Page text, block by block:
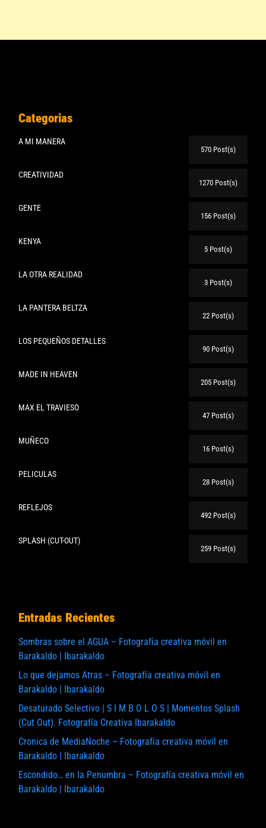
Categorias
A MI MANERA
570 Post(s)
CREATIVIDAD
1270 Post(s)
GENTE
156 Post(s)
KENYA
5 Post(s)
LA OTRA REALIDAD
3 Post(s)
LA PANTERA BELTZA
22 Post(s)
LOS PEQUEÑOS DETALLES
90 Post(s)
MADE IN HEAVEN
205 Post(s)
MAX EL TRAVIESO
47 Post(s)
MUÑECO
16 Post(s)
PELICULAS
28 Post(s)
REFLEJOS
492 Post(s)
SPLASH (CUT-OUT)
259 Post(s)
Entradas Recientes
Sombras sobre el AGUA – Fotografía creativa móvil en
Barakaldo | Ibarakaldo
Lo que dejamos Atras – Fotografía creativa móvil en
Barakaldo | Ibarakaldo
Desaturado Selectivo | S I M B O L O S | Momentos Splash
(Cut Out). Fotografía Creativa Ibarakaldo
Cronica de MediaNoche – Fotografía creativa móvil en
Barakaldo | Ibarakaldo
Escondido… en la Penumbra – Fotografía creativa móvil en
Barakaldo | Ibarakaldo